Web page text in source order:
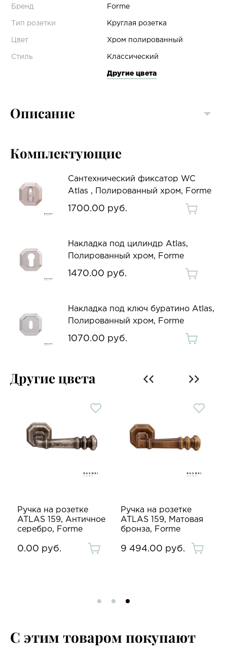
Бренд Forme
Тип розетки Круглая розетка
Цвет Хром полированный
Стиль Классический
Другие цвета
Описание
Комплектующие
Сантехнический фиксатор WC
Atlas , Полированный хром, Forme
1700.00 руб.
Накладка под цилиндр Atlas,
Полированный хром, Forme
1470.00 руб.
Накладка под ключ буратино Atlas,
Полированный хром, Forme
1070.00 руб.
Другие цвета
Ручка на розетке
ATLAS 159, Античное
серебро, Forme
0.00 руб.
Ручка на розетке
ATLAS 159, Матовая
бронза, Forme
9 494.00 руб.
С этим товаром покупают